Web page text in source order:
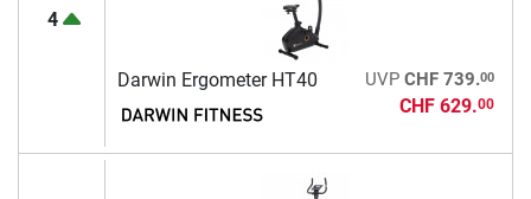
4
Darwin Ergometer HT40 UVP CHF 739.00
CHF 629.00